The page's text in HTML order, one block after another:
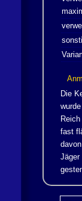
Die
fast
Jäger